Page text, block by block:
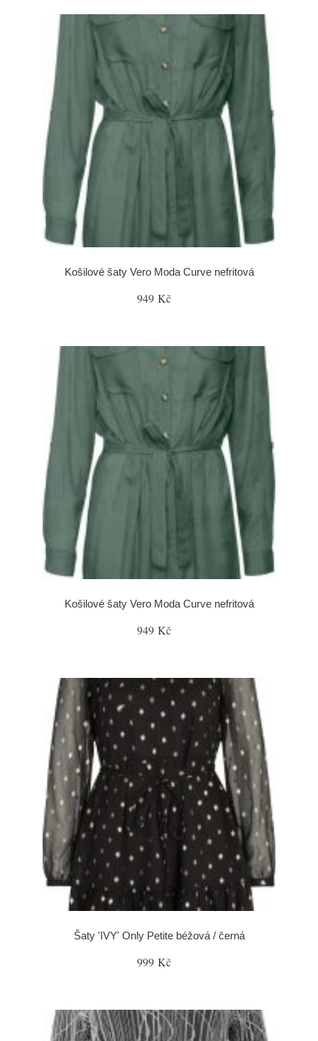
Košilové šaty Vero Moda Curve nefritová
949 Kč
Košilové šaty Vero Moda Curve nefritová
949 Kč
Šaty 'IVY' Only Petite béžová / černá
999 Kč